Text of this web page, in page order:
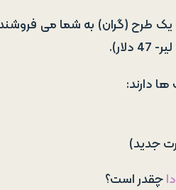
یک طرح (گران) به شما می
دارند:
چقدر است؟